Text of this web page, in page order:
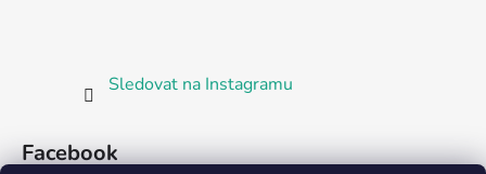
Sledovat na Instagramu
Facebook